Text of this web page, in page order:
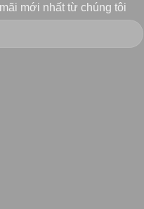
mới nhất từ chúng tôi